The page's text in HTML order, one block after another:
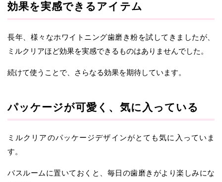
効果を実感できるアイテム
長年、様々なホワイトニング歯磨き粉を試してきましたが、
ミルクリアほど効果を実感できるものはありませんでした。
続けて使うことで、さらなる効果を期待しています。
パッケージが可愛く、気に入っている
ミルクリアのパッケージデザインがとても気に入っていま
す。
バスルームに置いておくと、毎日の歯磨きがより楽しみにな